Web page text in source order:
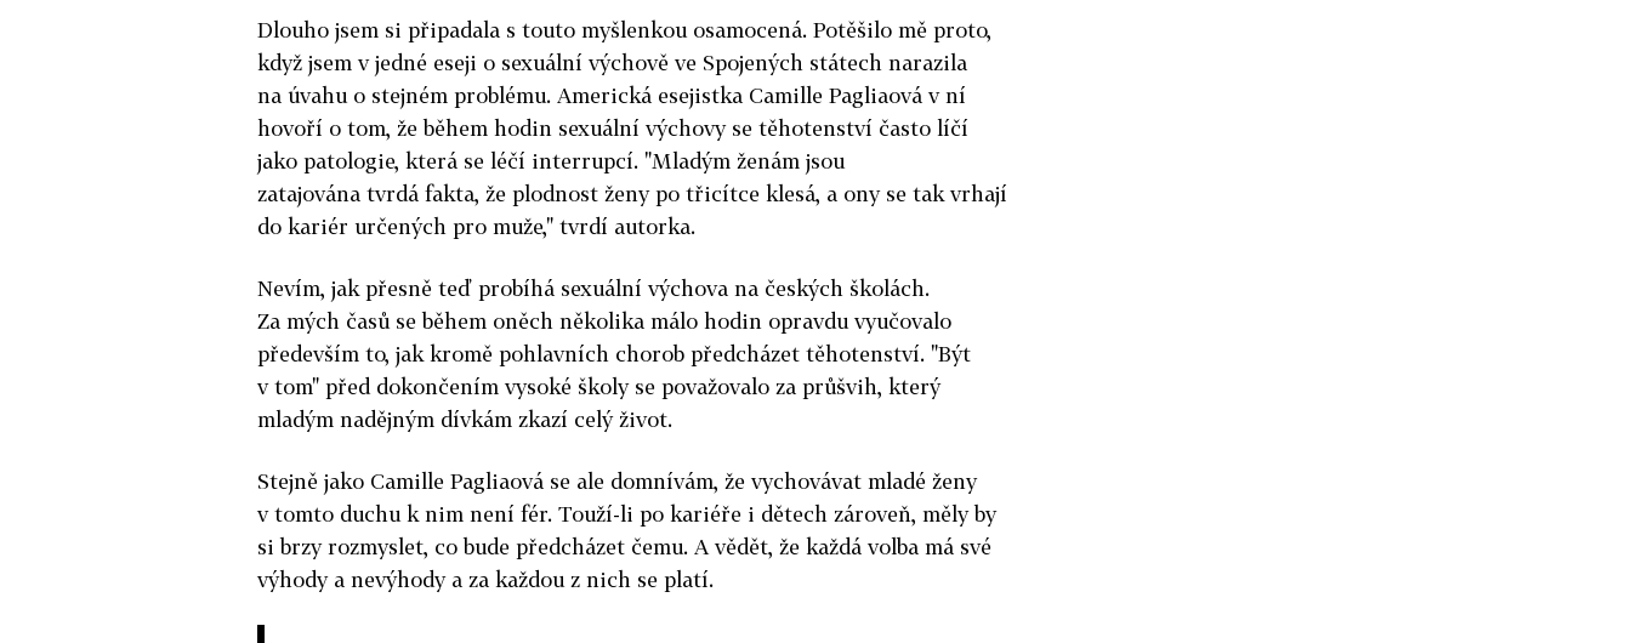
Dlouho jsem si připadala s touto myšlenkou osamocená. Potěšilo mě proto,
když jsem v jedné eseji o sexuální výchově ve Spojených státech narazila
na úvahu o stejném problému. Americká esejistka Camille Pagliaová v ní
hovoří o tom, že během hodin sexuální výchovy se těhotenství často líčí
jako patologie, která se léčí interrupcí. "Mladým ženám jsou
zatajována tvrdá fakta, že plodnost ženy po třicítce klesá, a ony se tak vrhají
do kariér určených pro muže," tvrdí autorka.
Nevím, jak přesně teď probíhá sexuální výchova na českých školách.
Za mých časů se během oněch několika málo hodin opravdu vyučovalo
především to, jak kromě pohlavních chorob předcházet těhotenství. "Být
v tom" před dokončením vysoké školy se považovalo za průšvih, který
mladým nadějným dívkám zkazí celý život.
Stejně jako Camille Pagliaová se ale domnívám, že vychovávat mladé ženy
v tomto duchu k nim není fér. Touží-li po kariéře i dětech zároveň, měly by
si brzy rozmyslet, co bude předcházet čemu. A vědět, že každá volba má své
výhody a nevýhody a za každou z nich se platí.